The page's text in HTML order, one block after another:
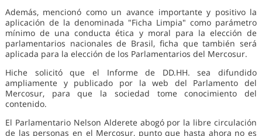
Además, mencionó como un avance importante y positivo la
aplicación de la denominada "Ficha Limpia" como parámetro
mínimo de una conducta ética y moral para la elección de
parlamentarios nacionales de Brasil, ficha que también será
aplicada para la elección de los Parlamentarios del Mercosur.
Hiche solicitó que el Informe de DD.HH. sea difundido
ampliamente y publicado por la web del Parlamento del
Mercosur, para que la sociedad tome conocimiento del
contenido.
El Parlamentario Nelson Alderete abogó por la libre circulación
de las personas en el Mercosur, punto que hasta ahora no es